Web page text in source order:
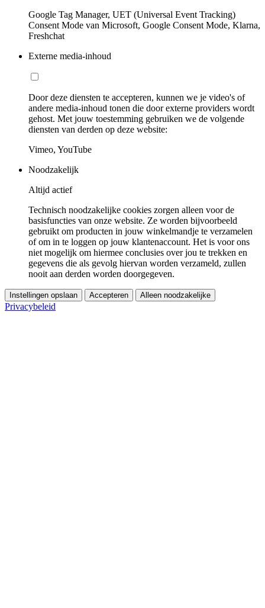
Google Tag Manager, UET (Universal Event Tracking)
Consent Mode van Microsoft, Google Consent Mode, Klarna,
Freshchat
Externe media-inhoud
Door deze diensten te accepteren, kunnen we je video's of
andere media-inhoud tonen die door externe providers wordt
gehost. Met jouw toestemming gebruiken we de volgende
diensten van derden op deze website:
Vimeo, YouTube
Noodzakelijk
Altijd actief
Technisch noodzakelijke cookies zorgen alleen voor de
basisfuncties van onze website. Ze worden bijvoorbeeld
gebruikt om producten in jouw winkelmandje te verzamelen
of om in te loggen op jouw klantenaccount. Het is voor ons
niet mogelijk om hiermee conclusies over jou te trekken en
gegevens die als gevolg hiervan worden verzameld, zullen
nooit aan derden worden doorgegeven.
Instellingen opslaan Accepteren Alleen noodzakelijke
Privacybeleid